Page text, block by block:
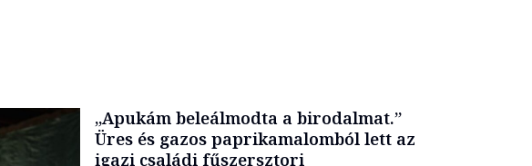
„Apukám beleálmodta a birodalmat.”
Üres és gazos paprikamalomból lett az
igazi családi fűszersztori